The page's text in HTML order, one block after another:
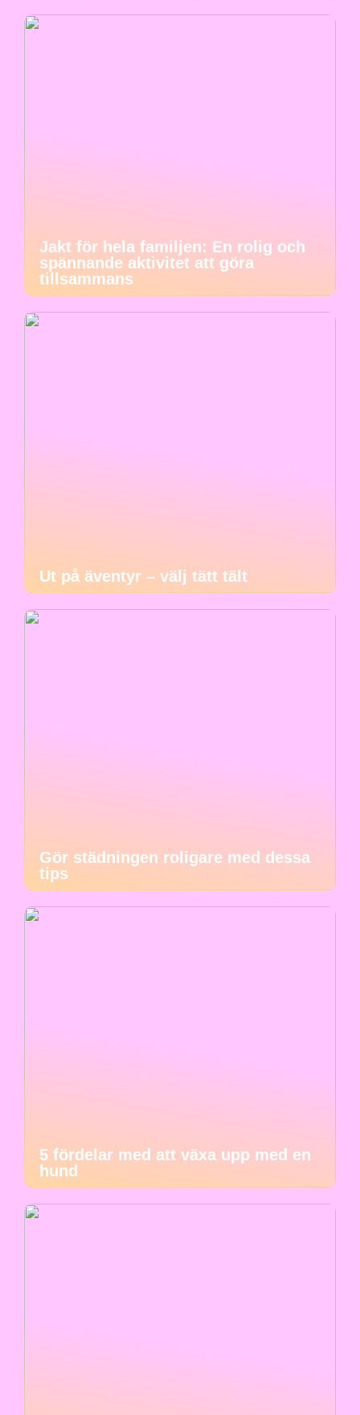
Jakt för hela familjen: En rolig och
spännande aktivitet att göra
tillsammans
Ut på äventyr – välj tätt tält
Gör städningen roligare med dessa
tips
5 fördelar med att växa upp med en
hund